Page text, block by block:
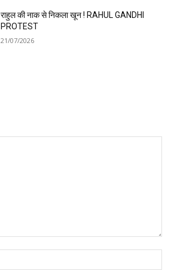
राहुल की नाक से निकला खून ! RAHUL GANDHI
PROTEST
21/07/2026